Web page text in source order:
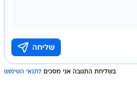
בשליחת התגובה אני מסכים לתנאי השימוש